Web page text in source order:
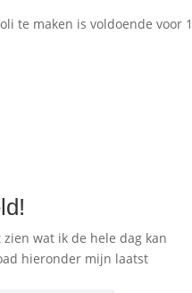
te maken is voldoende voor 1
wat ik de hele dag kan
hieronder mijn laatst